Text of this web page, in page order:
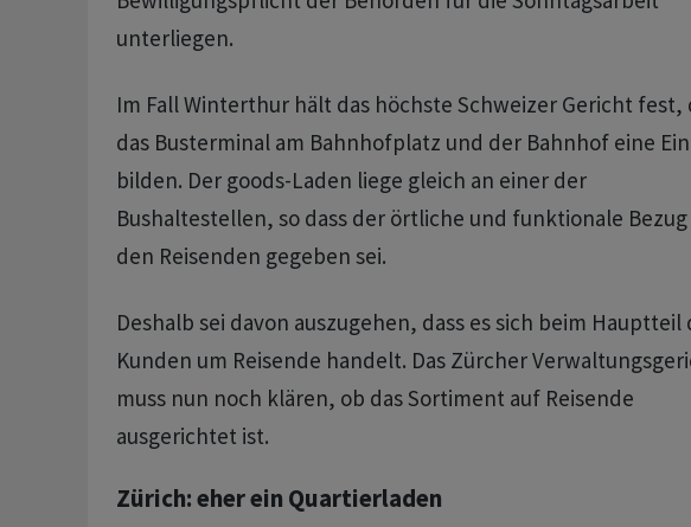
unterliegen.
Im Fall Winterthur hält das höchste Schweizer Gericht fest,
das Busterminal am Bahnhofplatz und der Bahnhof eine
bilden. Der goods-Laden liege gleich an einer der
Bushaltestellen, so dass der örtliche und funktionale Bezug
den Reisenden gegeben sei.
Deshalb sei davon auszugehen, dass es sich beim Hauptteil
Kunden um Reisende handelt. Das Zürcher
muss nun noch klären, ob das Sortiment auf Reisende
ausgerichtet ist.
Zürich: eher ein Quartierladen